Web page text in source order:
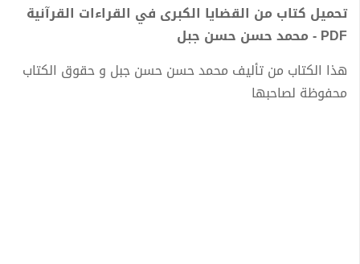
تحميل كتاب من القضايا الكبرى في القراءات القرآنية
PDF - محمد حسن حسن جبل
هذا الكتاب من تأليف محمد حسن حسن جبل و حقوق الكتاب
محفوظة لصاحبها